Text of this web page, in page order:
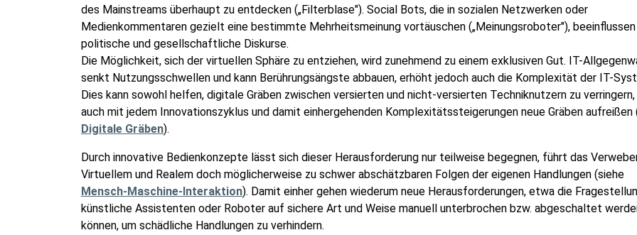
des Mainstreams überhaupt zu entdecken („Filterblase"). Social Bots, die in sozialen Netzwerken oder
Medienkommentaren gezielt eine bestimmte Mehrheitsmeinung vortäuschen („Meinungsroboter"), beeinflussen
politische und gesellschaftliche Diskurse.
Die Möglichkeit, sich der virtuellen Sphäre zu entziehen, wird zunehmend zu einem exklusiven Gut. IT-
senkt Nutzungsschwellen und kann Berührungsängste abbauen, erhöht jedoch auch die Komplexität der IT-
Dies kann sowohl helfen, digitale Gräben zwischen versierten und nicht-versierten Techniknutzern zu
auch mit jedem Innovationszyklus und damit einhergehenden Komplexitätssteigerungen neue Gräben aufreißen
Digitale Gräben).
Durch innovative Bedienkonzepte lässt sich dieser Herausforderung nur teilweise begegnen, führt das
Virtuellem und Realem doch möglicherweise zu schwer abschätzbaren Folgen der eigenen Handlungen (siehe
Mensch-Maschine-Interaktion). Damit einher gehen wiederum neue Herausforderungen, etwa die
künstliche Assistenten oder Roboter auf sichere Art und Weise manuell unterbrochen bzw. abgeschaltet
können, um schädliche Handlungen zu verhindern.